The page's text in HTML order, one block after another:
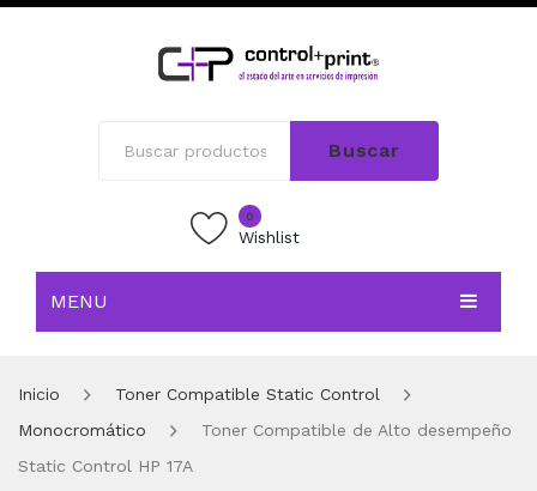
Buscar
0
Wishlist
MENU
BLOG
Inicio
Toner Compatible Static Control
Monocromático
Toner Compatible de Alto desempeño
Static Control HP 17A